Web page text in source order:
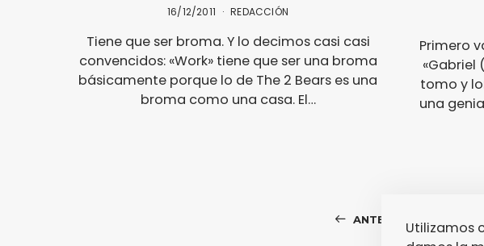
16/12/2011 REDACCIÓN
Tiene que ser broma. Y lo decimos casi casi
convencidos: «Work» tiene que ser una broma
básicamente porque lo de The 2 Bears es una
broma como una casa. El…
Primero
«Gabriel
tomo y
una
ANTERIORUtilizamos